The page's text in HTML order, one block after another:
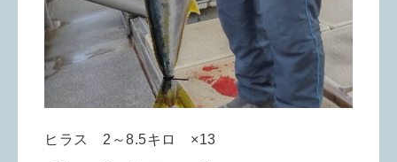
ヒラス 2～8.5キロ ×13